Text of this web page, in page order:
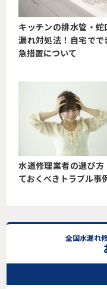
キッチンの排水管・蛇
漏れ対処法！自宅でで
急措置について
水道修理業者の選び方
ておくべきトラブル事
全国水漏れ